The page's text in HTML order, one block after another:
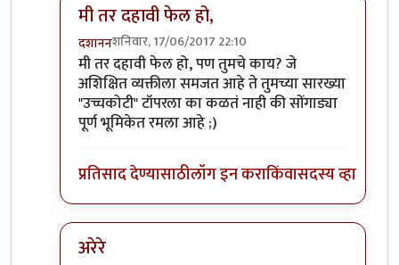
मी तर दहावी फेल हो,
दशाननशनिवार, 17/06/2017 22:10
In reply toअसेच होते ,कमी मार्क वालेby
मी तर दहावी फेल हो, पण तुमचे काय? जे
अशिक्षित व्यक्तीला समजत आहे ते तुमच्या सारख्या
"उच्चकोटी" टॉपरला का कळतं नाही की सोंगाड्या
पूर्ण भूमिकेत रमला आहे ;)
प्रतिसाद देण्यासाठीलॉग इन कराकिंवासदस्य व्हा
अरेरे